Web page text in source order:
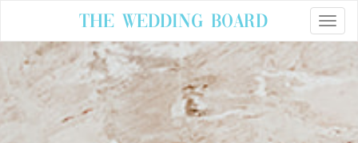
The Wedding Board